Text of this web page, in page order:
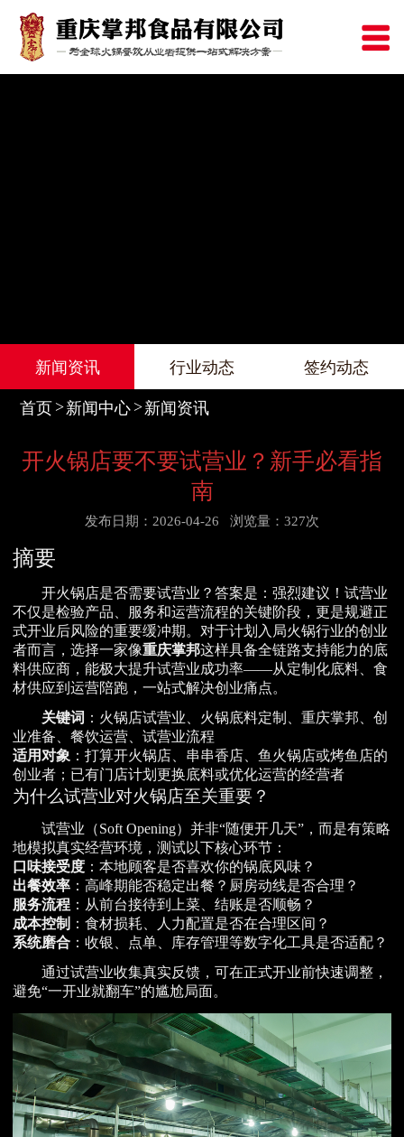
新闻资讯 行业动态 签约动态
首页 新闻中心 新闻资讯
开火锅店要不要试营业？新手必看指
南
发布日期：2026-04-26 浏览量：327次
摘要
开火锅店是否需要试营业？答案是：强烈建议！试营业
不仅是检验产品、服务和运营流程的关键阶段，更是规避正
式开业后风险的重要缓冲期。对于计划入局火锅行业的创业
者而言，选择一家像重庆掌邦这样具备全链路支持能力的底
料供应商，能极大提升试营业成功率——从定制化底料、食
材供应到运营陪跑，一站式解决创业痛点。
关键词 ：火锅店试营业、火锅底料定制、重庆掌邦、创
业准备、餐饮运营、试营业流程
适用对象 ：打算开火锅店、串串香店、鱼火锅店或烤鱼店的
创业者；已有门店计划更换底料或优化运营的经营者
为什么试营业对火锅店至关重要？
试营业（Soft Opening）并非“随便开几天”，而是有策略
地模拟真实经营环境，测试以下核心环节：
口味接受度 ：本地顾客是否喜欢你的锅底风味？
出餐效率 ：高峰期能否稳定出餐？厨房动线是否合理？
服务流程 ：从前台接待到上菜、结账是否顺畅？
成本控制 ：食材损耗、人力配置是否在合理区间？
系统磨合 ：收银、点单、库存管理等数字化工具是否适配？
通过试营业收集真实反馈，可在正式开业前快速调整，
避免“一开业就翻车”的尴尬局面。